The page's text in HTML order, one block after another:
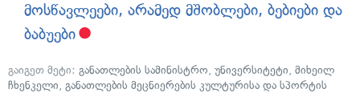
მოსწავლეები, არამედ მშობლები, ბებიები და
ბაბუები
გაიგეთ მეტი: განათლების სამინისტრო, უნივერსიტეტი, მიხეილ
ჩხენკელი, განათლების მეცნიერების კულტურისა და სპორტის